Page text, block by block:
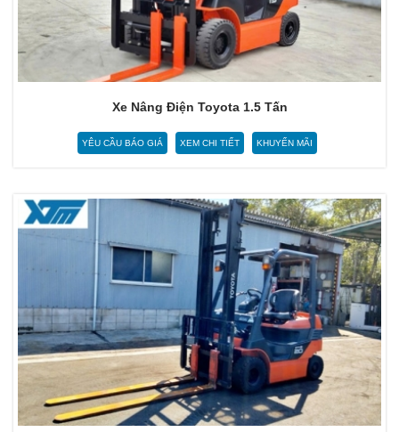
Xe Nâng Điện Toyota 1.5 Tấn
YÊU CẦU BÁO GIÁ XEM CHI TIẾT KHUYẾN MÃI